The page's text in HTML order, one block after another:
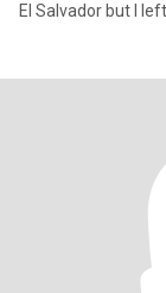
El Salvador but I